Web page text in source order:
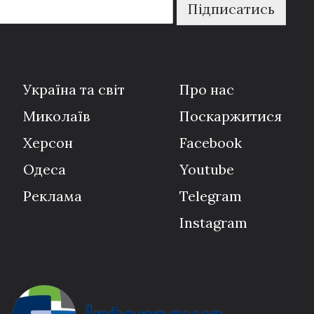
Підписатись
Україна та світ
Миколаїв
Херсон
Одеса
Реклама
Про нас
Поскаржитися
Facebook
Youtube
Telegram
Instagram